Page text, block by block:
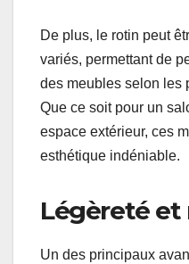
De plus, le rotin peut
variés, permettant de
des meubles selon les
Que ce soit pour un
espace extérieur, ces
esthétique indéniable.
Légèreté
Un des principaux